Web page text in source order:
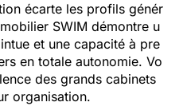
écarte les profils génér
SWIM démontre u
et une capacité à pre
en totale autonomie. Vo
des grands cabinets
organisation.